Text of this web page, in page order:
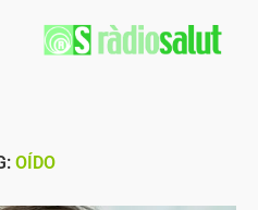
OÍDO